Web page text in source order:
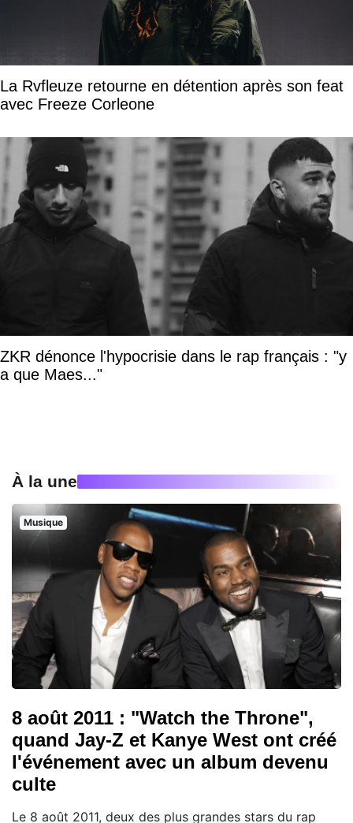
La Rvfleuze retourne en détention après son feat
avec Freeze Corleone
ZKR dénonce l'hypocrisie dans le rap français : "y
a que Maes..."
À la une
Musique
8 août 2011 : "Watch the Throne",
quand Jay-Z et Kanye West ont créé
l'événement avec un album devenu
culte
Le 8 août 2011, deux des plus grandes stars du rap